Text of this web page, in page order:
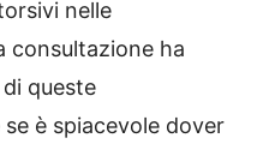
nelle
consultazione ha
queste
è spiacevole dover